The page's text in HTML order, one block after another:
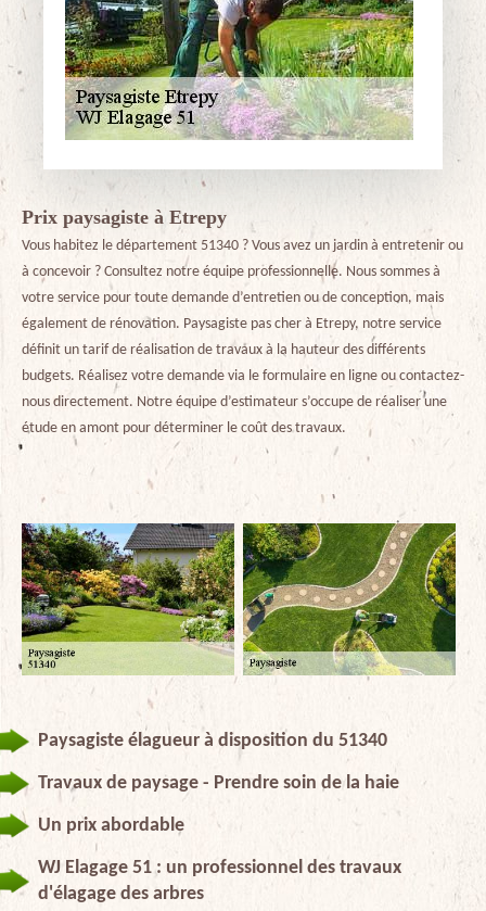
Prix paysagiste à Etrepy
Vous habitez le département 51340 ? Vous avez un jardin à entretenir ou
à concevoir ? Consultez notre équipe professionnelle. Nous sommes à
votre service pour toute demande d’entretien ou de conception, mais
également de rénovation. Paysagiste pas cher à Etrepy, notre service
définit un tarif de réalisation de travaux à la hauteur des différents
budgets. Réalisez votre demande via le formulaire en ligne ou contactez-
nous directement. Notre équipe d’estimateur s’occupe de réaliser une
étude en amont pour déterminer le coût des travaux.
Paysagiste élagueur à disposition du 51340
Travaux de paysage - Prendre soin de la haie
Un prix abordable
WJ Elagage 51 : un professionnel des travaux
d'élagage des arbres